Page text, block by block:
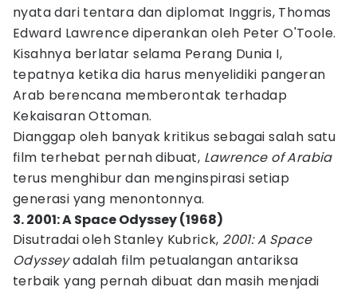
nyata dari tentara dan diplomat Inggris, Thomas
Edward Lawrence diperankan oleh Peter O'Toole.
Kisahnya berlatar selama Perang Dunia I,
tepatnya ketika dia harus menyelidiki pangeran
Arab berencana memberontak terhadap
Kekaisaran Ottoman.
Dianggap oleh banyak kritikus sebagai salah satu
film terhebat pernah dibuat, Lawrence of Arabia
terus menghibur dan menginspirasi setiap
generasi yang menontonnya.
3. 2001: A Space Odyssey (1968)
Disutradai oleh Stanley Kubrick, 2001: A Space
Odysseyadalah film petualangan antariksa
terbaik yang pernah dibuat dan masih menjadi